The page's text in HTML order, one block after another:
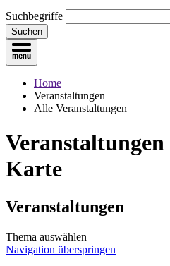
Suchbegriffe
Suchen
Home
Veranstaltungen
Alle Veranstaltungen
Veranstaltungen
Karte
Veranstaltungen
Thema auswählen
Navigation überspringen